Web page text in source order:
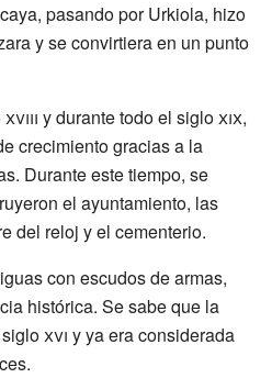
pasando por Urkiola, hizo
y se convirtiera en un punto
xviii y durante todo el sigloxix,
crecimiento gracias a la
Durante este tiempo, se
el ayuntamiento, las
del reloj y el cementerio.
con escudos de armas,
histórica. Se sabe que la
xvi y ya era considerada